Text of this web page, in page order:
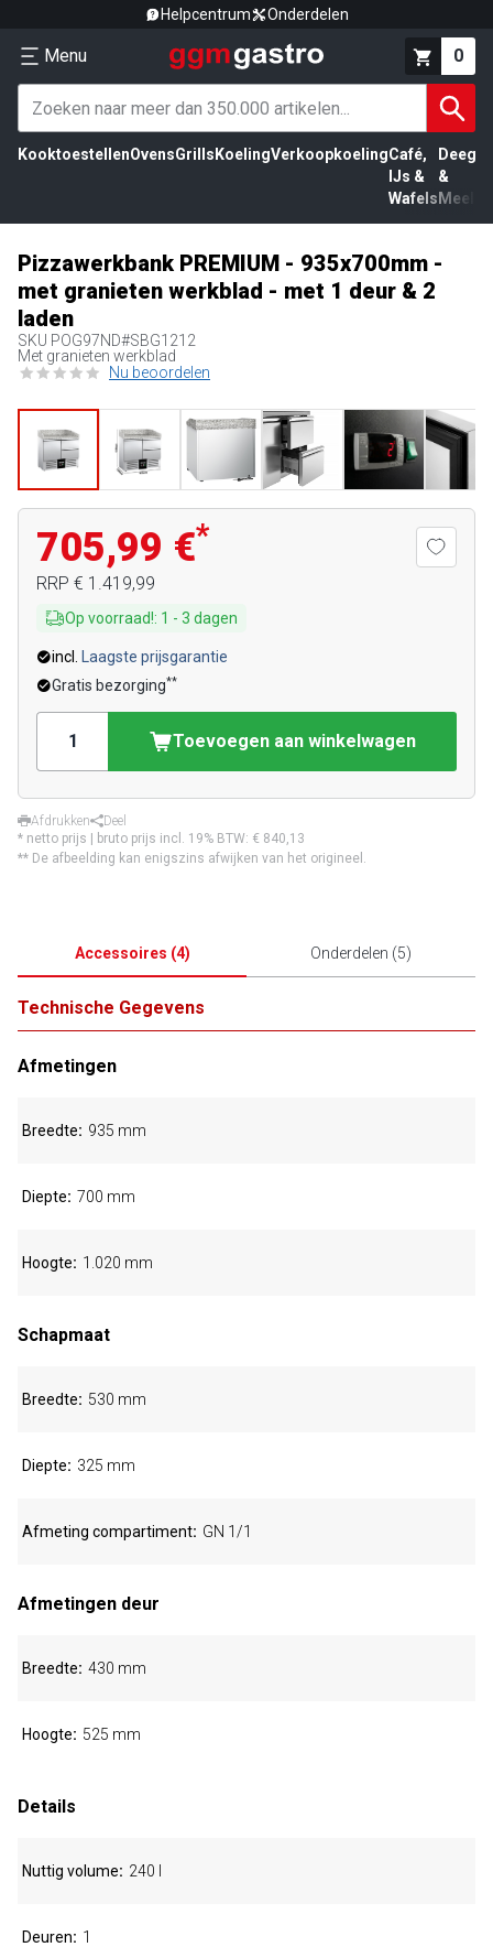
Helpcentrum Onderdelen
Menu 0
KooktoestellenOvensGrills KoelingVerkoopkoelingCafé,
IJs &
Wafels
Deeg
&
Meel
Pizzawerkbank PREMIUM - 935x700mm -
met granieten werkblad - met 1 deur & 2
laden
SKU POG97ND#SBG1212
Met granieten werkblad
Nu beoordelen
705,99 €*
RRP € 1.419,99
Op voorraad!: 1 - 3 dagen
incl.
Laagste prijsgarantie
Gratis bezorging**
Toevoegen aan winkelwagen
Afdrukken
Deel
* netto prijs | bruto prijs incl. 19% BTW: € 840,13
** De afbeelding kan enigszins afwijken van het origineel.
Accessoires (4) Onderdelen (5)
Technische Gegevens
Afmetingen
Breedte 935 mm
Diepte 700 mm
Hoogte 1.020 mm
Schapmaat
Breedte 530 mm
Diepte 325 mm
Afmeting compartiment GN 1/1
Afmetingen deur
Breedte 430 mm
Hoogte 525 mm
Details
Nuttig volume 240 l
Deuren 1